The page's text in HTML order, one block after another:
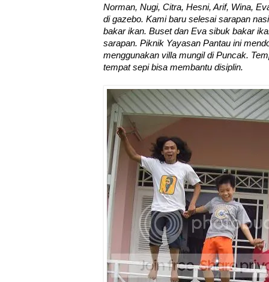
Norman, Nugi, Citra, Hesni, Arif, Wina,
di gazebo. Kami baru selesai sarapan
bakar ikan. Buset dan Eva sibuk bakar
sarapan. Piknik Yayasan Pantau ini
menggunakan villa mungil di Puncak.
tempat sepi bisa membantu disiplin.